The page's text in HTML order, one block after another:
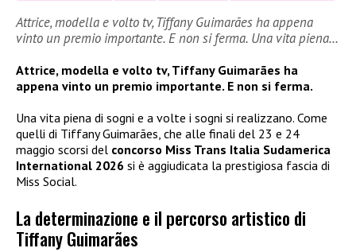
Attrice, modella e volto tv, Tiffany Guimarães ha appena
vinto un premio importante. E non si ferma. Una vita piena…
Attrice, modella e volto tv, Tiffany Guimarães ha
appena vinto un premio importante. E non si ferma.
Una vita piena di sogni e a volte i sogni si realizzano. Come
quelli di Tiffany Guimarães, che alle finali del 23 e 24
maggio scorsi del concorso Miss Trans Italia Sudamerica
International 2026 si è aggiudicata la prestigiosa fascia di
Miss Social.
La determinazione e il percorso artistico di
Tiffany Guimarães